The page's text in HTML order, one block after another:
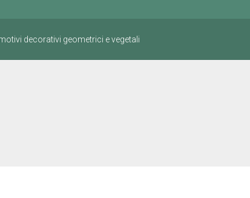
decorativi geometrici e vegetali